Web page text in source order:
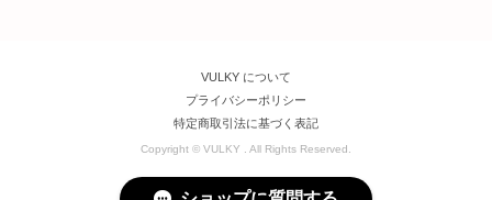
VULKY について
プライバシーポリシー
特定商取引法に基づく表記
Copyright © VULKY . All Rights Reserved.